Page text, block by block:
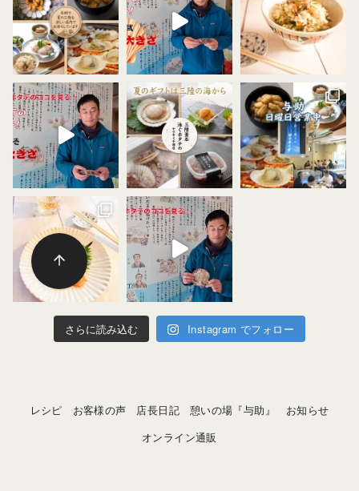
さらに読み込む Instagram でフォロー
レシピ お客様の声 店長日記 憩いの場『与助』
お知らせ
オンライン通販